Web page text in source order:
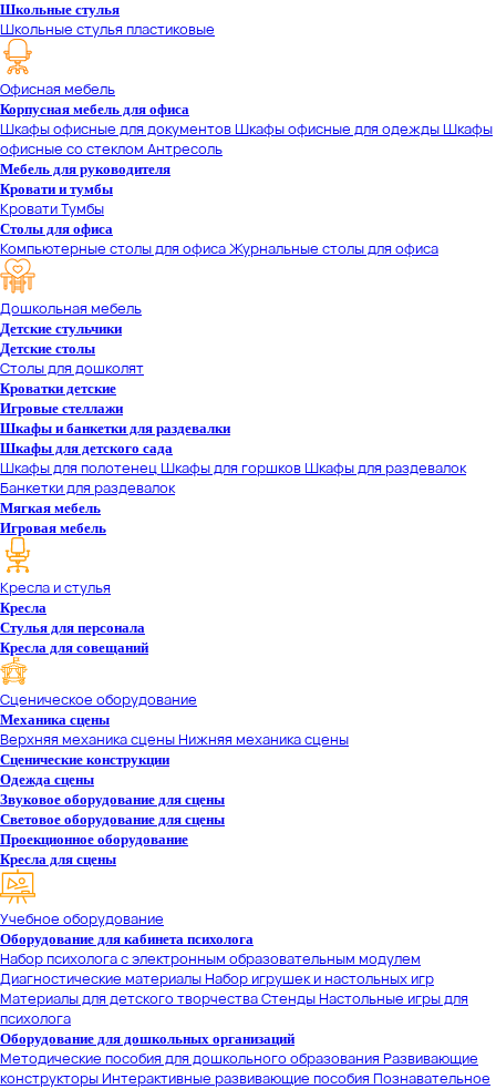
Школьные стулья
Школьные стулья пластиковые
Офисная мебель
Корпусная мебель для офиса
Шкафы офисные для документовШкафы офисные для одеждыШкафы
офисные со стеклом Антресоль
Мебель для руководителя
Кровати и тумбы
КроватиТумбы
Столы для офиса
Компьютерные столы для офисаЖурнальные столы для офиса
Дошкольная мебель
Детские стульчики
Детские столы
Столы для дошколят
Кроватки детские
Игровые стеллажи
Шкафы и банкетки для раздевалки
Шкафы для детского сада
Шкафы для полотенецШкафы для горшковШкафы для раздевалок
Банкетки для раздевалок
Мягкая мебель
Игровая мебель
Кресла и стулья
Кресла
Стулья для персонала
Кресла для совещаний
Сценическое оборудование
Механика сцены
Верхняя механика сценыНижняя механика сцены
Сценические конструкции
Одежда сцены
Звуковое оборудование для сцены
Световое оборудование для сцены
Проекционное оборудование
Кресла для сцены
Учебное оборудование
Оборудование для кабинета психолога
Набор психолога с электронным образовательным модулем
Диагностические материалыНабор игрушек и настольных игр
Материалы для детского творчестваСтендыНастольные игры для
психолога
Оборудование для дошкольных организаций
Методические пособия для дошкольного образованияРазвивающие
конструкторы Интерактивные развивающие пособияПознавательное